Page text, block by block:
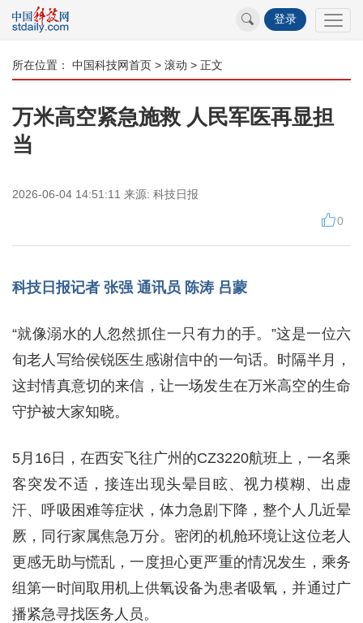
登录
所在位置： 中国科技网首页 > 滚动 > 正文
万米高空紧急施救 人民军医再显担
当
2026-06-04 14:51:11 来源: 科技日报
0
科技日报记者 张强 通讯员 陈涛 吕蒙
“就像溺水的人忽然抓住一只有力的手。”这是一位六
旬老人写给侯锐医生感谢信中的一句话。时隔半月，
这封情真意切的来信，让一场发生在万米高空的生命
守护被大家知晓。
5月16日，在西安飞往广州的CZ3220航班上，一名乘
客突发不适，接连出现头晕目眩、视力模糊、出虚
汗、呼吸困难等症状，体力急剧下降，整个人几近晕
厥，同行家属焦急万分。密闭的机舱环境让这位老人
更感无助与慌乱，一度担心更严重的情况发生，乘务
组第一时间取用机上供氧设备为患者吸氧，并通过广
播紧急寻找医务人员。